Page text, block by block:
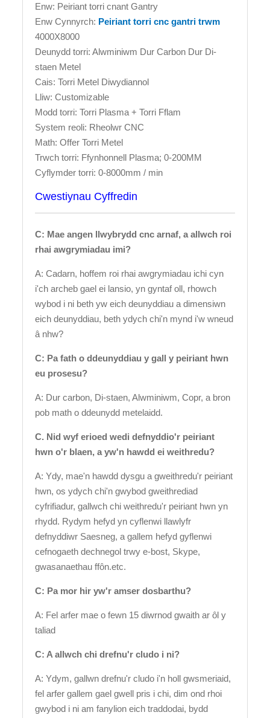
Enw: Peiriant torri cnant Gantry
Enw Cynnyrch: Peiriant torri cnc gantri trwm
4000X8000
Deunydd torri: Alwminiwm Dur Carbon Dur Di-
staen Metel
Cais: Torri Metel Diwydiannol
Lliw: Customizable
Modd torri: Torri Plasma + Torri Fflam
System reoli: Rheolwr CNC
Math: Offer Torri Metel
Trwch torri: Ffynhonnell Plasma; 0-200MM
Cyflymder torri: 0-8000mm / min
Cwestiynau Cyffredin
C: Mae angen llwybrydd cnc arnaf, a allwch roi
rhai awgrymiadau imi?
A: Cadarn, hoffem roi rhai awgrymiadau ichi cyn
i'ch archeb gael ei lansio, yn gyntaf oll, rhowch
wybod i ni beth yw eich deunyddiau a dimensiwn
eich deunyddiau, beth ydych chi'n mynd i'w wneud
â nhw?
C: Pa fath o ddeunyddiau y gall y peiriant hwn
eu prosesu?
A: Dur carbon, Di-staen, Alwminiwm, Copr, a bron
pob math o ddeunydd metelaidd.
C. Nid wyf erioed wedi defnyddio'r peiriant
hwn o'r blaen, a yw'n hawdd ei weithredu?
A: Ydy, mae'n hawdd dysgu a gweithredu'r peiriant
hwn, os ydych chi'n gwybod gweithrediad
cyfrifiadur, gallwch chi weithredu'r peiriant hwn yn
rhydd. Rydym hefyd yn cyflenwi llawlyfr
defnyddiwr Saesneg, a gallem hefyd gyflenwi
cefnogaeth dechnegol trwy e-bost, Skype,
gwasanaethau ffôn.etc.
C: Pa mor hir yw'r amser dosbarthu?
A: Fel arfer mae o fewn 15 diwrnod gwaith ar ôl y
taliad
C: A allwch chi drefnu'r cludo i ni?
A: Ydym, gallwn drefnu'r cludo i'n holl gwsmeriaid,
fel arfer gallem gael gwell pris i chi, dim ond rhoi
gwybod i ni am fanylion eich traddodai, bydd